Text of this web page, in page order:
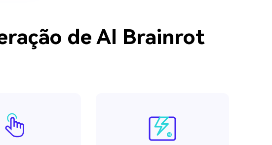
de AI Brainrot